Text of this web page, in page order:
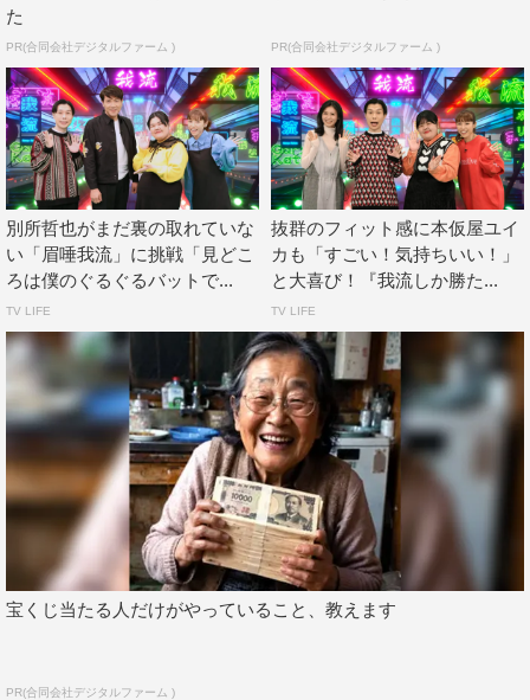
カルヒット」のリズムに合わせて、クリスマスにも食べた
いある有名なお菓子の箱と、単三電池がぴったりハマると
いうネタを披露。北乃がスタジオで実践し、そのあまりの
フィット感に「クリティカルフィット！」と笑顔になるひ
と幕も。
また、企業がSNSでバズろうとはりきって、自社製品を使
用したちょっとやりすぎのメニューを調査する企画「はり
きり我流」では、このコーナーでおなじみの村山輝星が
「ハーゲンダッツ ジャパン本社」を訪れ、アイスをまさ
調査。あまりのおいしさに村山もびっくりした意外な食材
と組み合わせた驚きの一品が明らかに。
さらに、納豆好きな若槻のために「若槻へのクリスマスプ
レゼント」として、納豆マニアがプレゼンするとっておき
の“納豆我流”を紹介。このほか「クリスマスの翌日我流」
として「残ったシャンメリーの活用法」や「クリスマスリ
ースの活用法」「食べ終わったピザの箱の活用法」なども
公開していく。
た
PR(合同会社デジタルファーム ) PR(合同会社デジタルファーム )
別所哲也がまだ裏の取れていな
い「眉唾我流」に挑戦「見どこ
ろは僕のぐるぐるバットで...
TV LIFE
抜群のフィット感に本仮屋ユイ
カも「すごい！気持ちいい！」
と大喜び！『我流しか勝た...
TV LIFE
宝くじ当たる人だけがやっていること、教えます
PR(合同会社デジタルファーム )